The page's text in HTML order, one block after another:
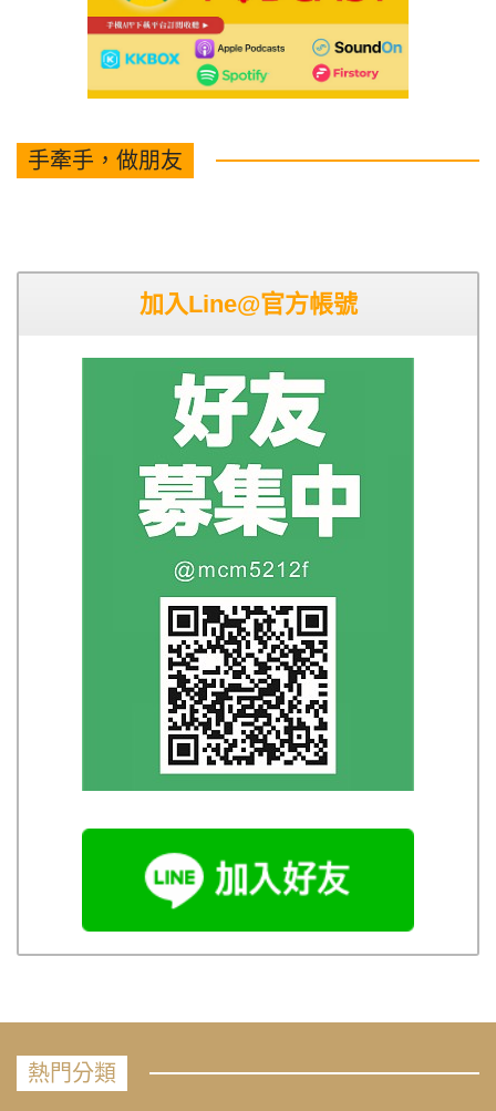
手牽手，做朋友
加入Line@官方帳號
熱門分類